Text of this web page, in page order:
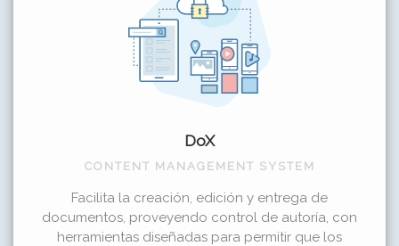
DoX
CONTENT MANAGEMENT SYSTEM
Facilita la creación, edición y entrega de
documentos, proveyendo control de autoría, con
herramientas diseñadas para permitir que los